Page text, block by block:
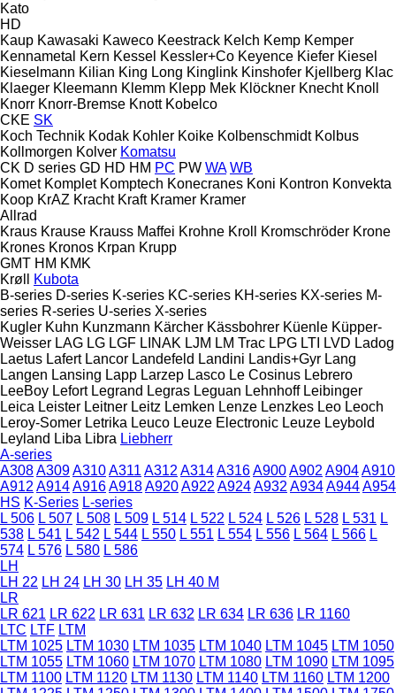
Kato
HD
Kaup Kawasaki Kaweco Keestrack Kelch Kemp Kemper
Kennametal
Kern Kessel Kessler+Co Keyence Kiefer Kiesel
Kieselmann Kilian King Long Kinglink Kinshofer Kjellberg Klac
Klaeger Kleemann Klemm Klepp Mek Klöckner Knecht Knoll
Knorr Knorr-Bremse Knott Kobelco
CKE SK
Koch Technik Kodak Kohler Koike Kolbenschmidt Kolbus
Kollmorgen Kolver Komatsu
CK D series GD HD HM PC PW WA WB
Komet Komplet Komptech Konecranes Koni Kontron Konvekta
Koop KrAZ Kracht Kraft Kramer Kramer
Allrad
Kraus Krause Krauss Maffei Krohne Kroll Kromschröder Krone
Krones Kronos Krpan Krupp
GMT HM KMK
Krøll
Kubota
B-series D-series K-series KC-series KH-series KX-series M-
series R-series U-series X-series
Kugler Kuhn Kunzmann Kärcher Kässbohrer Küenle Küpper-
Weisser LAG LG LGF LINAK LJM LM Trac LPG LTI LVD Ladog
Laetus Lafert Lancor Landefeld Landini Landis+Gyr Lang
Langen Lansing Lapp Larzep Lasco Le Cosinus Lebrero
LeeBoy Lefort Legrand Legras Leguan Lehnhoff Leibinger
Leica Leister Leitner Leitz Lemken Lenze Lenzkes Leo Leoch
Leroy-Somer Letrika Leuco Leuze Electronic Leuze Leybold
Leyland Liba Libra Liebherr
A-series
A308A309A310A311 A312 A314A316A900A902 A904A910
A912 A914A916A918A920A922 A924A932 A934A944A954
HS K-Series L-series
L 506 L 507 L 508 L 509 L 514 L 522 L 524 L 526 L 528 L 531 L
538 L 541 L 542 L 544 L 550 L 551 L 554 L 556 L 564 L 566 L
574 L 576 L 580 L 586
LH
LH 22 LH 24 LH 30 LH 35 LH 40 M
LR
LR 621 LR 622 LR 631 LR 632 LR 634 LR 636 LR 1160
LTC LTF LTM
LTM 1025 LTM 1030 LTM 1035 LTM 1040 LTM 1045 LTM 1050
LTM 1055 LTM 1060 LTM 1070 LTM 1080 LTM 1090 LTM 1095
LTM 1100 LTM 1120 LTM 1130 LTM 1140 LTM 1160 LTM 1200